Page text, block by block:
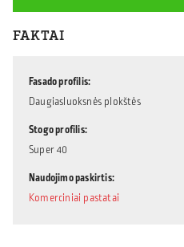
FAKTAI
Fasado profilis
Daugiasluoksnės plokštės
Stogo profilis
Super 40
Naudojimo paskirtis
Komerciniai pastatai